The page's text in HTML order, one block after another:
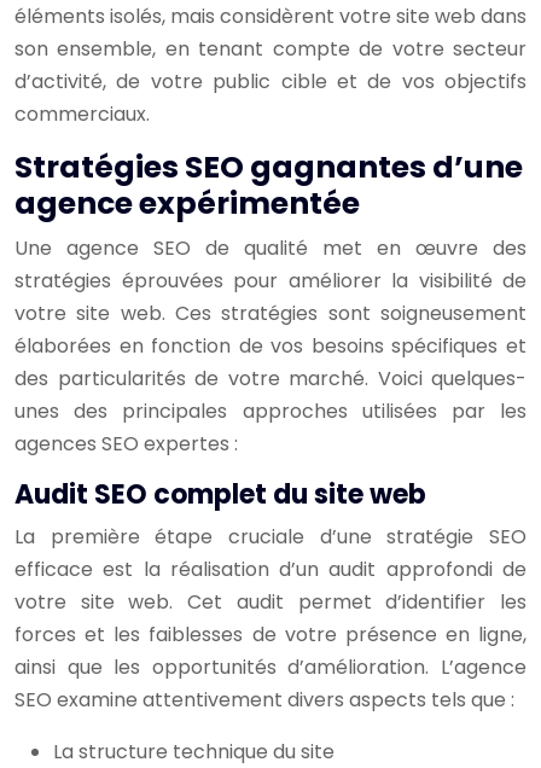
éléments isolés, mais considèrent votre site web dans
son ensemble, en tenant compte de votre secteur
d’activité, de votre public cible et de vos objectifs
commerciaux.
Stratégies SEO gagnantes d’une
agence expérimentée
Une agence SEO de qualité met en œuvre des
stratégies éprouvées pour améliorer la visibilité de
votre site web. Ces stratégies sont soigneusement
élaborées en fonction de vos besoins spécifiques et
des particularités de votre marché. Voici quelques-
unes des principales approches utilisées par les
agences SEO expertes :
Audit SEO complet du site web
La première étape cruciale d’une stratégie SEO
efficace est la réalisation d’un audit approfondi de
votre site web. Cet audit permet d’identifier les
forces et les faiblesses de votre présence en ligne,
ainsi que les opportunités d’amélioration. L’agence
SEO examine attentivement divers aspects tels que :
La structure technique du site